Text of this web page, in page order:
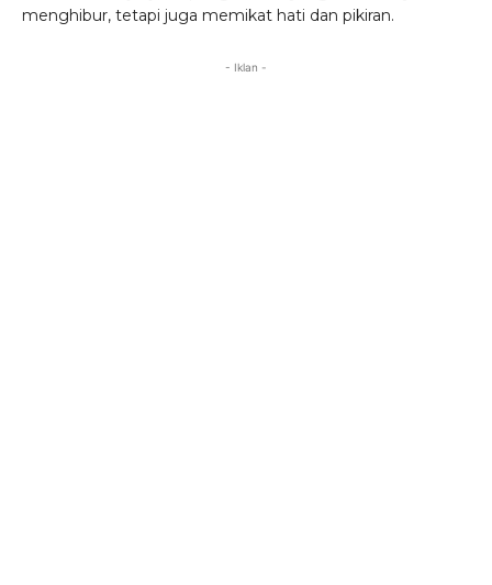
menghibur, tetapi juga memikat hati dan pikiran.
- Iklan -